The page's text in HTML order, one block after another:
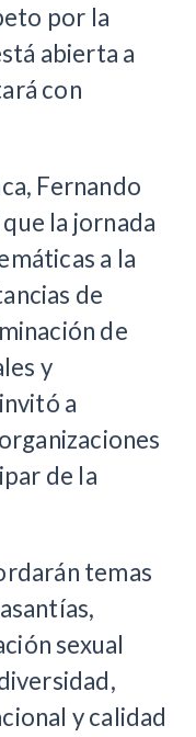
por la
abierta a
con
Fernando
la jornada
a la
de
de
y
a
de la
temas
sexual
y calidad